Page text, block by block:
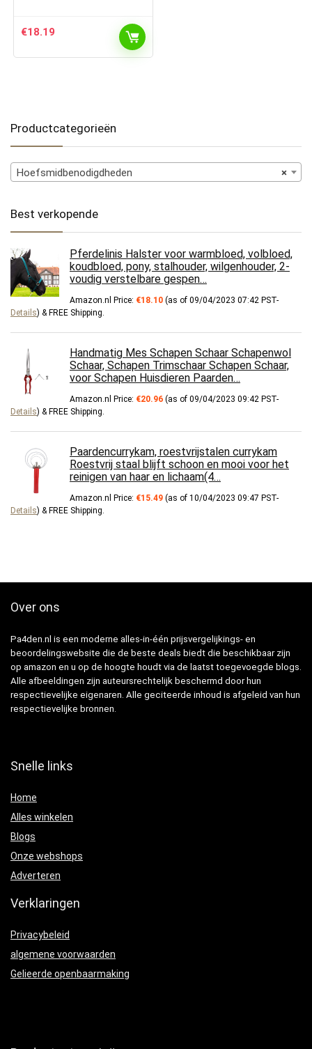
€18.19
Productcategorieën
×
Hoefsmidbenodigdheden
Best verkopende
Pferdelinis Halster voor warmbloed, volbloed,
koudbloed, pony, stalhouder, wilgenhouder, 2-
voudig verstelbare gespen…
Amazon.nl Price: €18.10 (as of 09/04/2023 07:42 PST-
Details) & FREE Shipping
Handmatig Mes Schapen Schaar Schapenwol
Schaar, Schapen Trimschaar Schapen Schaar,
voor Schapen Huisdieren Paarden…
Amazon.nl Price: €20.96 (as of 09/04/2023 09:42 PST-
Details) & FREE Shipping
Paardencurrykam, roestvrijstalen currykam
Roestvrij staal blijft schoon en mooi voor het
reinigen van haar en lichaam(4…
Amazon.nl Price: €15.49 (as of 10/04/2023 09:47 PST-
Details) & FREE Shipping
Over ons
Pa4den.nl is een moderne alles-in-één prijsvergelijkings- en
beoordelingswebsite die de beste deals biedt die beschikbaar zijn
op amazon en u op de hoogte houdt via de laatst toegevoegde blogs.
Alle afbeeldingen zijn auteursrechtelijk beschermd door hun
respectievelijke eigenaren. Alle geciteerde inhoud is afgeleid van hun
respectievelijke bronnen.
Snelle links
Home
Alles winkelen
Blogs
Onze webshops
Adverteren
Verklaringen
Privacybeleid
algemene voorwaarden
Gelieerde openbaarmaking